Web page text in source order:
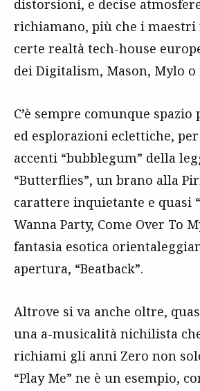
distorsioni, e decise
richiamano, più che i maestri
certe realtà tech-house
dei Digitalism, Mason, Mylo
C’è sempre comunque
ed esplorazioni eclettiche,
accenti “bubblegum” della
“Butterflies”, un brano alla
carattere inquietante e quasi
Wanna Party, Come Over To
fantasia esotica
apertura, “Beatback”.
Altrove si va anche oltre,
una a-musicalità nichilista
richiami gli anni Zero non
“Play Me” ne è un esempio,